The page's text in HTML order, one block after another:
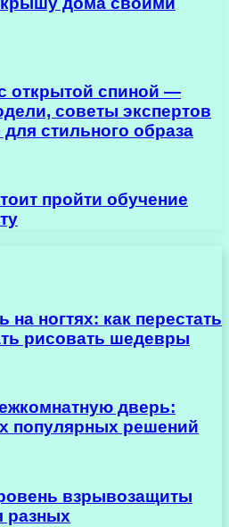
открытой спиной —
советы экспертов
стильного образа
пройти обучение
на ногтях: как перестать
рисовать шедевры
дверь:
популярных решений
взрывозащиты
разных